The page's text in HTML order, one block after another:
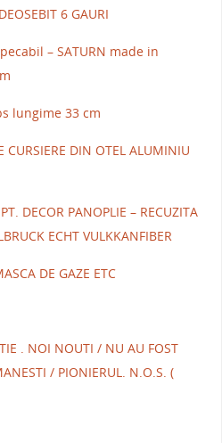
6 GAURI
– SATURN made in
lungime 33 cm
CURSIERE DIN OTEL ALUMINIU
DECOR PANOPLIE – RECUZITA
ECHT VULKKANFIBER
DE GAZE ETC
. NOI NOUTI / NU AU FOST
/ PIONIERUL. N.O.S. (